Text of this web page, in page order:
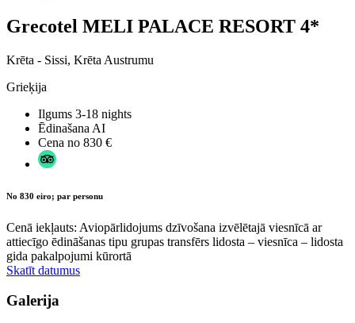
Grecotel MELI PALACE RESORT 4*
Krēta - Sissi, Krēta Austrumu
Grieķija
Ilgums 3-18 nights
Ēdinašana AI
Cena no 830 €
No 830 eiro; par personu
Cenā iekļauts: Aviopārlidojums dzīvošana izvēlētajā viesnīcā ar
attiecīgo ēdināšanas tipu grupas transfērs lidosta – viesnīca – lidosta
gida pakalpojumi kūrortā
Skatīt datumus
Galerija